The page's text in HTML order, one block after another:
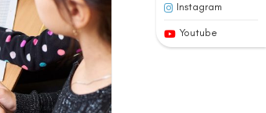
Instagram
Youtube